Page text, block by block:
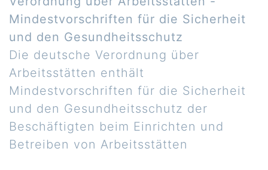
Mindestvorschriften für die Sicherheit
und den Gesundheitsschutz
Die deutsche Verordnung über
Arbeitsstätten enthält
Mindestvorschriften für die Sicherheit
und den Gesundheitsschutz der
Beschäftigten beim Einrichten und
Betreiben von Arbeitsstätten